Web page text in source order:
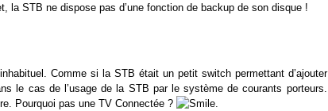
STB ne dispose pas d’une fonction de backup de son disque !
Comme si la STB était un petit switch permettant d’ajouter
le cas de l’usage de la STB par le système de courants porteurs.
Pourquoi pas une TV Connectée ?
.